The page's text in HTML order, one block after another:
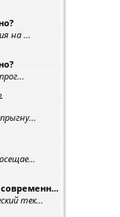
на ...
тек...